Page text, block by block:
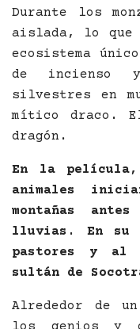
Durante los
aislada, lo que
ecosistema
de incienso
silvestres en
mítico draco.
dragón.
En la película,
animales
montañas
lluvias. En su
pastores y al
sultán de
Alrededor de